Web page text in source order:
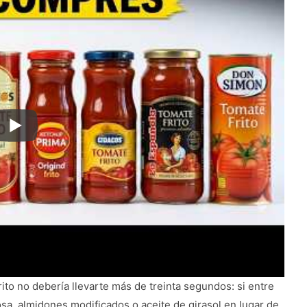
no debería llevarte más de treinta segundos: si entre